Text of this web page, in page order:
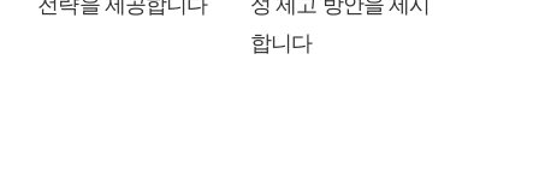
전략을 제공합니다
성 제고 방안을 제시
합니다